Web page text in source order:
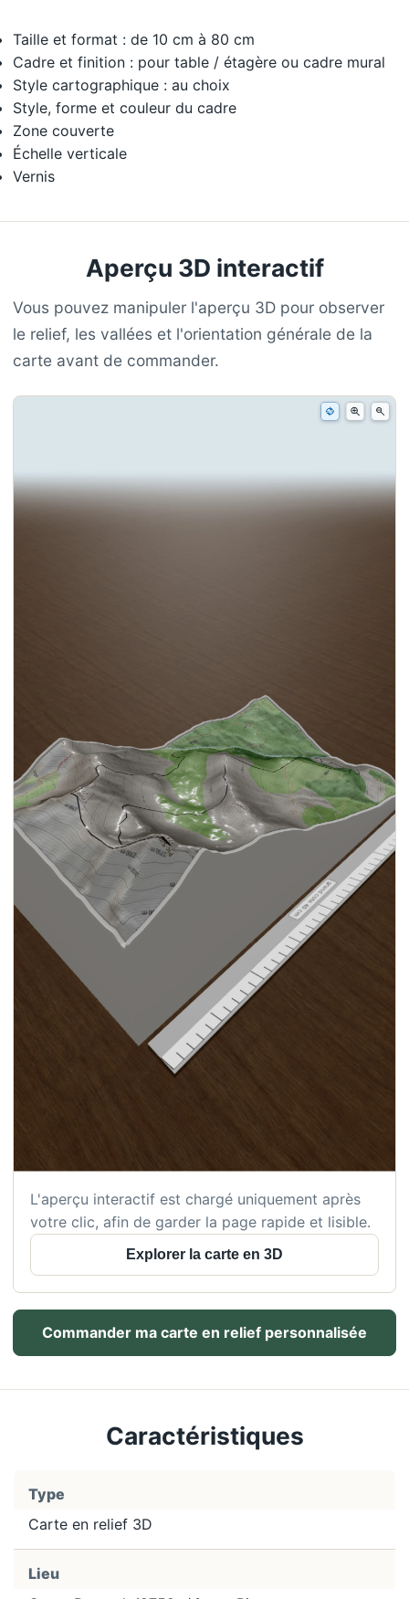
Taille et format : de 10 cm à 80 cm
Cadre et finition : pour table / étagère ou cadre mural
Style cartographique : au choix
Style, forme et couleur du cadre
Zone couverte
Échelle verticale
Vernis
Aperçu 3D interactif
Vous pouvez manipuler l'aperçu 3D pour observer
le relief, les vallées et l'orientation générale de la
carte avant de commander.
L'aperçu interactif est chargé uniquement après
votre clic, afin de garder la page rapide et lisible.
Explorer la carte en 3D
Commander ma carte en relief personnalisée
Caractéristiques
Type
Carte en relief 3D
Lieu